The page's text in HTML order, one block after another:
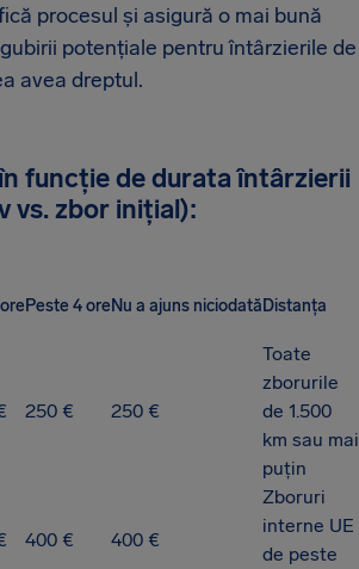
procesul și asigură o mai bună
potențiale pentru întârzierile de
avea dreptul.
funcție de durata întârzierii
vs. zbor inițial):
Peste 4 oreNu a ajuns niciodatăDistanța
250 € 250 €
Toate
zborurile
de 1.500
km sau mai
puțin
400 € 400 €
Zboruri
interne UE
de peste